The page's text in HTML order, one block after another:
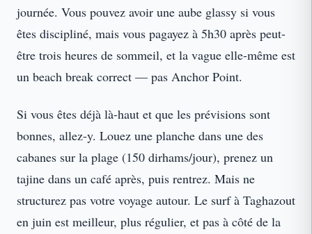
journée. Vous pouvez avoir une aube glassy si vous
êtes discipliné, mais vous pagayez à 5h30 après peut-
être trois heures de sommeil, et la vague elle-même est
un beach break correct — pas Anchor Point.
Si vous êtes déjà là-haut et que les prévisions sont
bonnes, allez-y. Louez une planche dans une des
cabanes sur la plage (150 dirhams/jour), prenez un
tajine dans un café après, puis rentrez. Mais ne
structurez pas votre voyage autour. Le surf à Taghazout
en juin est meilleur, plus régulier, et pas à côté de la